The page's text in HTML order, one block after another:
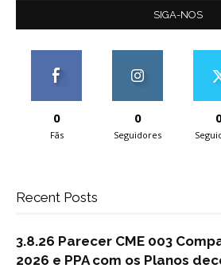
SIGA-NOS
0
Fãs
0
Seguidores
Recent Posts
3.8.26 Parecer CME 003
2026 e PPA com os Planos